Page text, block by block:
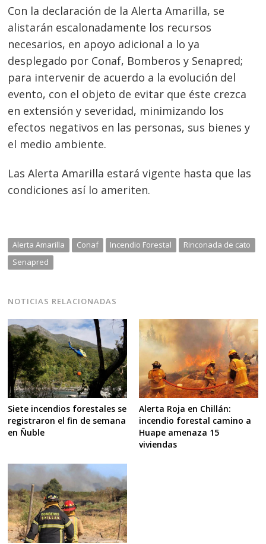
Con la declaración de la Alerta Amarilla, se
alistarán escalonadamente los recursos
necesarios, en apoyo adicional a lo ya
desplegado por Conaf, Bomberos y Senapred;
para intervenir de acuerdo a la evolución del
evento, con el objeto de evitar que éste crezca
en extensión y severidad, minimizando los
efectos negativos en las personas, sus bienes y
el medio ambiente.
Las Alerta Amarilla estará vigente hasta que las
condiciones así lo ameriten.
Alerta Amarilla Conaf Incendio Forestal
Rinconada de cato
Senapred
NOTICIAS RELACIONADAS
Siete incendios forestales se
registraron el fin de semana
en Ñuble
Alerta Roja en Chillán:
incendio forestal camino a
Huape amenaza 15
viviendas
de
entradas